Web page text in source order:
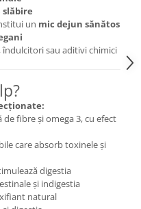
slăbire
un mic dejun sănătos
îndulcitori sau aditivi chimici
de fibre și omega 3, cu efect
care absorb toxinele și
digestia
și indigestia
natural